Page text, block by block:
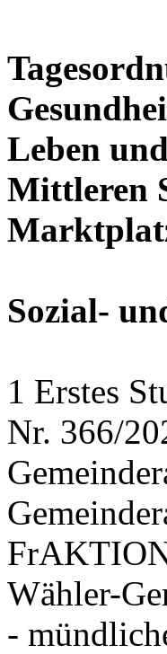
Leben
Mittleren
Sozial-
1 Erstes
Nr. 366/
Wähler-
-